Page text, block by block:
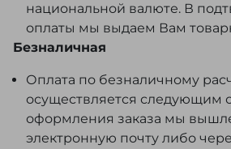
национальной валюте. В
оплаты мы выдаем Вам
Безналичная
Оплата по безналичному
осуществляется следующим
оформления заказа мы
электронную почту либо